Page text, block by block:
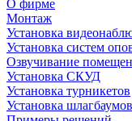
О фирме
Монтаж
Установка
Установка систем
Озвучивание
Установка СКУД
Установка турникетов
Установка шлагбаумов